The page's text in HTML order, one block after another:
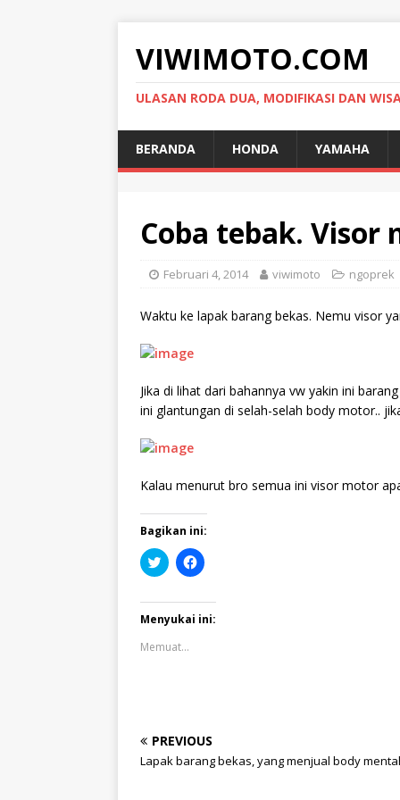
VIWIMOTO.COM
ULASAN RODA DUA, MODIFIKASI DAN
BERANDA HONDA YAMAHA
Coba tebak. Visor
Februari 4, 2014 viwimoto ngoprek
Waktu ke lapak barang bekas. Nemu visor
Jika di lihat dari bahannya vw yakin ini
ini glantungan di selah-selah body motor..
Kalau menurut bro semua ini visor motor
Bagikan ini:
K
l
u
n
t
u
k
i
p
a
d
K
l
u
n
i
k
a
n
Menyukai ini:
Memuat...
PREVIOUS
Lapak barang bekas, yang menjual body